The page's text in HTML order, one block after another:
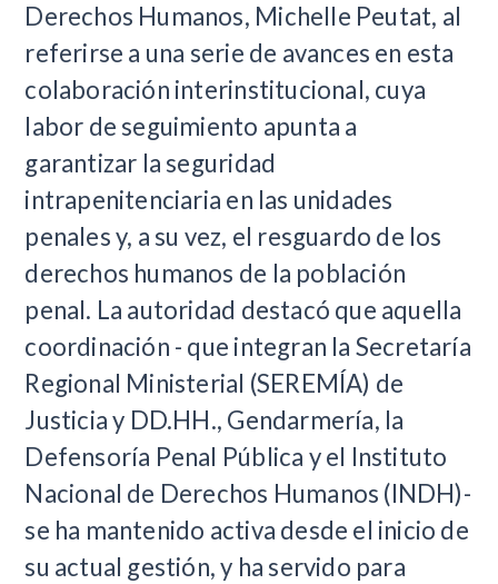
Derechos Humanos, Michelle Peutat, al
referirse a una serie de avances en esta
colaboración interinstitucional, cuya
labor de seguimiento apunta a
garantizar la seguridad
intrapenitenciaria en las unidades
penales y, a su vez, el resguardo de los
derechos humanos de la población
penal. La autoridad destacó que aquella
coordinación - que integran la Secretaría
Regional Ministerial (SEREMÍA) de
Justicia y DD.HH., Gendarmería, la
Defensoría Penal Pública y el Instituto
Nacional de Derechos Humanos (INDH)-
se ha mantenido activa desde el inicio de
su actual gestión, y ha servido para